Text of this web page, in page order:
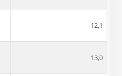
12,1
13,0